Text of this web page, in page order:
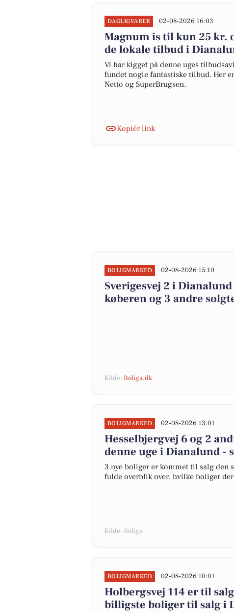
DAGLIGVARER 02-08-2026 16:03
Magnum is til kun 25 kr.
de lokale tilbud i
Vi har kigget på denne uges
fundet nogle fantastiske tilbud. Her
Netto og SuperBrugsen.
Kopiér link
BOLIGMARKED 02-08-2026 15:10
Sverigesvej 2 i
køberen og 3 andre
Kilde: Boliga.dk
BOLIGMARKED 02-08-2026 13:01
Hesselbjergvej 6 og 2
denne uge i Dianalund -
3 nye boliger er kommet til salg den
fulde overblik over, hvilke boliger
Kilde: Boliga
BOLIGMARKED 02-08-2026 10:01
Holbergsvej 114 er til
billigste boliger til salg i